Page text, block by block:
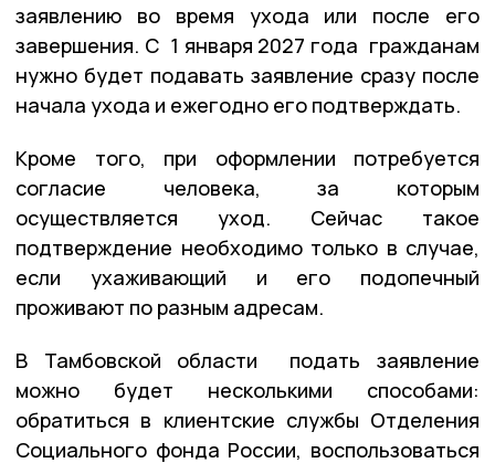
заявлению во время ухода или после его
завершения. С 1 января 2027 года гражданам
нужно будет подавать заявление сразу после
начала ухода и ежегодно его подтверждать.
Кроме того, при оформлении потребуется
согласие человека, за которым
осуществляется уход. Сейчас такое
подтверждение необходимо только в случае,
если ухаживающий и его подопечный
проживают по разным адресам.
В Тамбовской области подать заявление
можно будет несколькими способами:
обратиться в клиентские службы Отделения
Социального фонда России, воспользоваться